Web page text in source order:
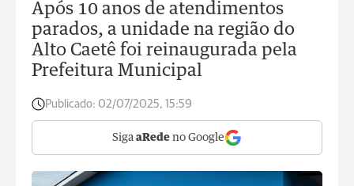
Após 10 anos de atendimentos
parados, a unidade na região do
Alto Caetê foi reinaugurada pela
Prefeitura Municipal
Publicado: 02/07/2025, 15:59
Siga aRede no Google